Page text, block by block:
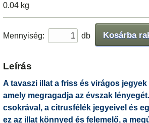
0.04 kg
Mennyiség: db Kosárba
Leírás
A tavaszi illat a friss és virágos
amely megragadja az évszak
csokrával, a citrusfélék jegyeivel és
ez az illat könnyed és felemelő, a